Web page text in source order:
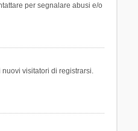
per segnalare abusi e/o
visitatori di registrarsi.